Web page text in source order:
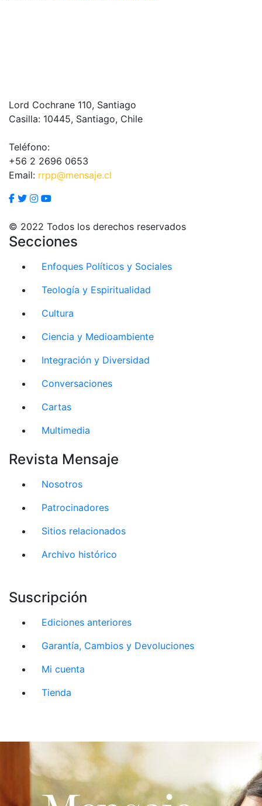
Lord Cochrane 110, Santiago
Casilla: 10445, Santiago, Chile
Teléfono:
+56 2 2696 0653
Email: rrpp@mensaje.cl
© 2022 Todos los derechos reservados
Secciones
Enfoques Políticos y Sociales
Teología y Espiritualidad
Cultura
Ciencia y Medioambiente
Integración y Diversidad
Conversaciones
Cartas
Multimedia
Revista Mensaje
Nosotros
Patrocinadores
Sitios relacionados
Archivo histórico
Suscripción
Ediciones anteriores
Garantía, Cambios y Devoluciones
Mi cuenta
Tienda